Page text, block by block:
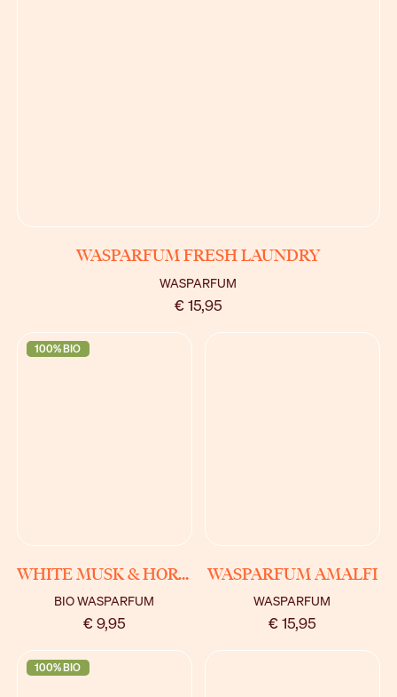
WASPARFUM
€ 15,95
WASPARFUM FRESH LAUNDRY
100% BIO
BIO WASPARFUM
€ 9,95
WHITE MUSK & HORTENSIA
WASPARFUM
€ 15,95
WASPARFUM AMALFI
100% BIO